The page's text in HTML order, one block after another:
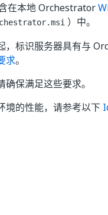
在本地 Orchestrator
）中。
，标识服务器具有与
求。
保满足这些要求。
境的性能，请参考以下